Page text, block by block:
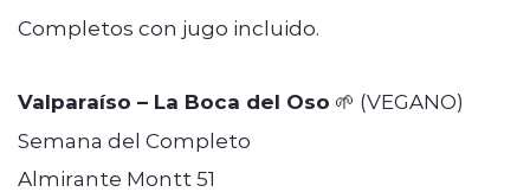
Completos con jugo incluido.
Valparaíso – La Boca del Oso 🌱 (VEGANO)
Semana del Completo
Almirante Montt 51